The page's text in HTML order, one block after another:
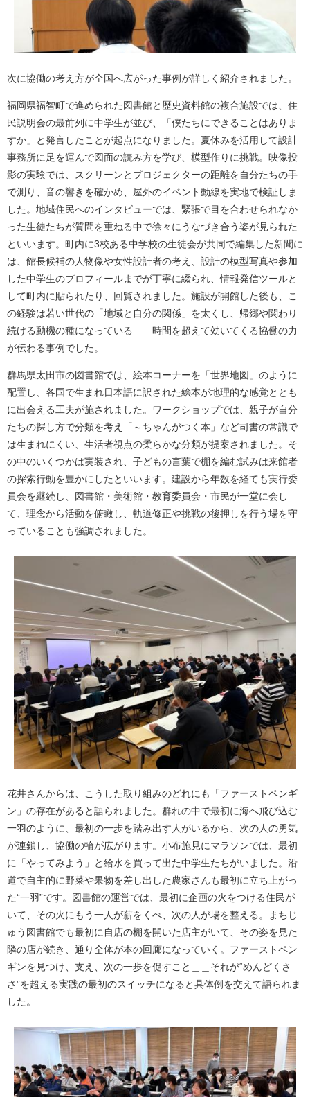
次に協働の考え方が全国へ広がった事例が詳しく紹介されました。
福岡県福智町で進められた図書館と歴史資料館の複合施設では、住
民説明会の最前列に中学生が並び、「僕たちにできることはありま
すか」と発言したことが起点になりました。夏休みを活用して設計
事務所に足を運んで図面の読み方を学び、模型作りに挑戦。映像投
影の実験では、スクリーンとプロジェクターの距離を自分たちの手
で測り、音の響きを確かめ、屋外のイベント動線を実地で検証しま
した。地域住民へのインタビューでは、緊張で目を合わせられなか
った生徒たちが質問を重ねる中で徐々にうなづき合う姿が見られた
といいます。町内に3校ある中学校の生徒会が共同で編集した新聞に
は、館長候補の人物像や女性設計者の考え、設計の模型写真や参加
した中学生のプロフィールまでが丁寧に綴られ、情報発信ツールと
して町内に貼られたり、回覧されました。施設が開館した後も、こ
の経験は若い世代の「地域と自分の関係」を太くし、帰郷や関わり
続ける動機の種になっている＿＿時間を超えて効いてくる協働の力
が伝わる事例でした。
群馬県太田市の図書館では、絵本コーナーを「世界地図」のように
配置し、各国で生まれ日本語に訳された絵本が地理的な感覚ととも
に出会える工夫が施されました。ワークショップでは、親子が自分
たちの探し方で分類を考え「～ちゃんがつく本」など司書の常識で
は生まれにくい、生活者視点の柔らかな分類が提案されました。そ
の中のいくつかは実装され、子どもの言葉で棚を編む試みは来館者
の探索行動を豊かにしたといいます。建設から年数を経ても実行委
員会を継続し、図書館・美術館・教育委員会・市民が一堂に会し
て、理念から活動を俯瞰し、軌道修正や挑戦の後押しを行う場を守
っていることも強調されました。
花井さんからは、こうした取り組みのどれにも「ファーストペンギ
ン」の存在があると語られました。群れの中で最初に海へ飛び込む
一羽のように、最初の一歩を踏み出す人がいるから、次の人の勇気
が連鎖し、協働の輪が広がります。小布施見にマラソンでは、最初
に「やってみよう」と給水を買って出た中学生たちがいました。沿
道で自主的に野菜や果物を差し出した農家さんも最初に立ち上がっ
た“一羽”です。図書館の運営では、最初に企画の火をつける住民が
いて、その火にもう一人が薪をくべ、次の人が場を整える。まちじ
ゅう図書館でも最初に自店の棚を開いた店主がいて、その姿を見た
隣の店が続き、通り全体が本の回廊になっていく。ファーストペン
ギンを見つけ、支え、次の一歩を促すこと＿＿それが“めんどくさ
さ”を超える実践の最初のスイッチになると具体例を交えて語られま
した。